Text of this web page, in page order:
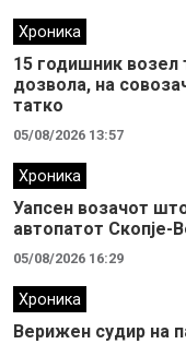
Хроника
15 годишник возел
дозвола, на
татко
05/08/2026 13:57
Хроника
Уапсен возачот
автопатот Скопје-
05/08/2026 16:29
Хроника
Верижен судир на